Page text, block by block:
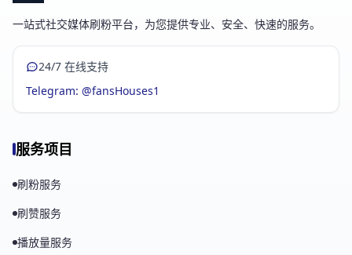
一站式社交媒体刷粉平台，为您提供专业、安全、快速的服务。
24/7 在线支持
Telegram: @fansHouses1
服务项目
刷粉服务
刷赞服务
播放量服务